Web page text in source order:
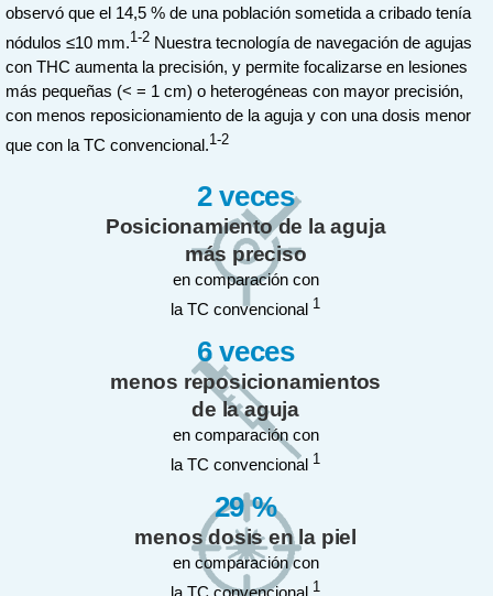
observó que el 14,5 % de una población sometida a cribado tenía
nódulos ≤10 mm.1-2 Nuestra tecnología de navegación de agujas
con THC aumenta la precisión, y permite focalizarse en lesiones
más pequeñas (< = 1 cm) o heterogéneas con mayor precisión,
con menos reposicionamiento de la aguja y con una dosis menor
que con la TC convencional.1-2
2 veces
Posicionamiento de la aguja
más preciso
en comparación con
la TC convencional 1
6 veces
menos reposicionamientos
de la aguja
en comparación con
la TC convencional 1
29 %
menos dosis en la piel
en comparación con
1